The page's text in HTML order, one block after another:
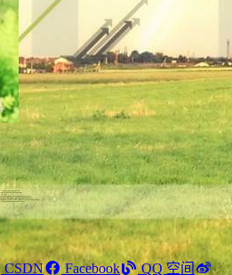
CSDN Facebook QQ 空间